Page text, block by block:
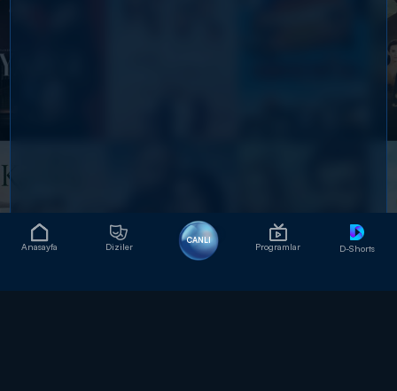
Anasayfa Diziler
CANLI
Programlar D-Shorts